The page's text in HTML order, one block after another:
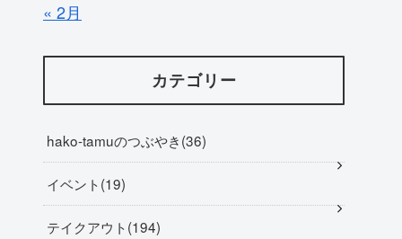
« 2月
カテゴリー
hako-tamuのつぶやき 36
イベント 19
テイクアウト 194